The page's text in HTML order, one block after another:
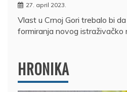
27. april 2023.
Vlast u Crnoj Gori trebalo bi
formiranja novog
HRONIKA